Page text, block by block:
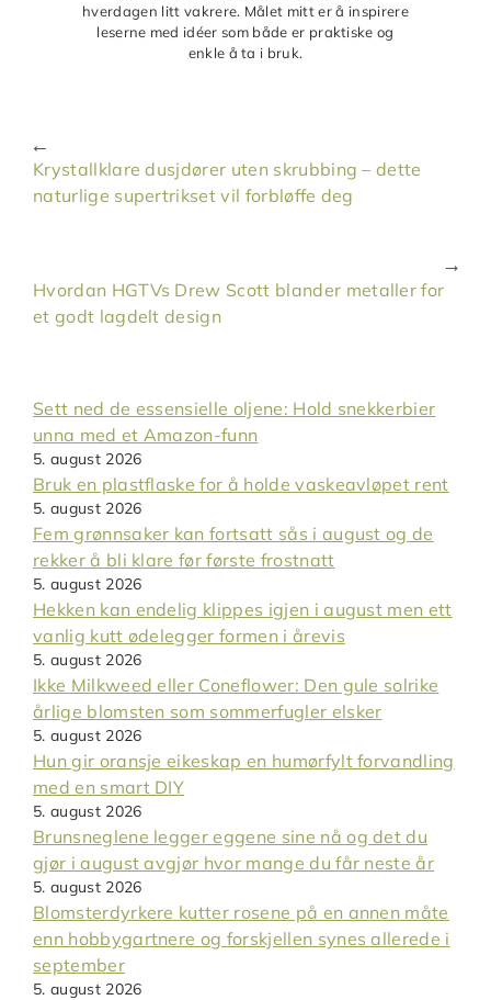
hverdagen litt vakrere. Målet mitt er å inspirere
leserne med idéer som både er praktiske og
enkle å ta i bruk.
Krystallklare dusjdører uten skrubbing – dette
naturlige supertrikset vil forbløffe deg
Hvordan HGTVs Drew Scott blander metaller for
et godt lagdelt design
Sett ned de essensielle oljene: Hold snekkerbier
unna med et Amazon-funn
5. august 2026
Bruk en plastflaske for å holde vaskeavløpet rent
5. august 2026
Fem grønnsaker kan fortsatt sås i august og de
rekker å bli klare før første frostnatt
5. august 2026
Hekken kan endelig klippes igjen i august men ett
vanlig kutt ødelegger formen i årevis
5. august 2026
Ikke Milkweed eller Coneflower: Den gule solrike
årlige blomsten som sommerfugler elsker
5. august 2026
Hun gir oransje eikeskap en humørfylt forvandling
med en smart DIY
5. august 2026
Brunsneglene legger eggene sine nå og det du
gjør i august avgjør hvor mange du får neste år
5. august 2026
Blomsterdyrkere kutter rosene på en annen måte
enn hobbygartnere og forskjellen synes allerede i
september
5. august 2026